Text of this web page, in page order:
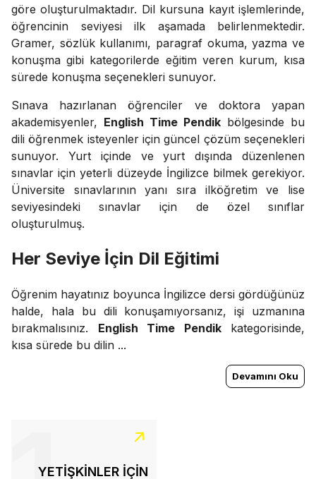
göre oluşturulmaktadır. Dil kursuna kayıt işlemlerinde,
öğrencinin seviyesi ilk aşamada belirlenmektedir.
Gramer, sözlük kullanımı, paragraf okuma, yazma ve
konuşma gibi kategorilerde eğitim veren kurum, kısa
sürede konuşma seçenekleri sunuyor.
Sınava hazırlanan öğrenciler ve doktora yapan
akademisyenler, English Time Pendik bölgesinde bu
dili öğrenmek isteyenler için güncel çözüm seçenekleri
sunuyor. Yurt içinde ve yurt dışında düzenlenen
sınavlar için yeterli düzeyde İngilizce bilmek gerekiyor.
Üniversite sınavlarının yanı sıra ilköğretim ve lise
seviyesindeki sınavlar için de özel sınıflar
oluşturulmuş.
Her Seviye İçin Dil Eğitimi
Öğrenim hayatınız boyunca İngilizce dersi gördüğünüz
halde, hala bu dili konuşamıyorsanız, işi uzmanına
bırakmalısınız. English Time Pendikkategorisinde,
kısa sürede bu dilin ...
Devamını Oku
YETİŞKİNLER İÇİN